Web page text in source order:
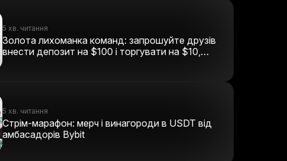
5 хв. читання
Золота лихоманка команд: запрошуйте друзів
внести депозит на $100 і торгувати на $10,
5 хв. читання
Стрім-марафон: мерч і винагороди в USDT від
амбасадорів Bybit